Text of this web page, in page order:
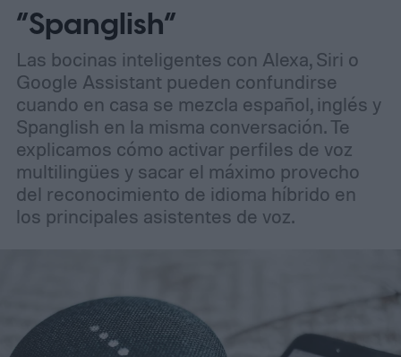
“Spanglish”
Las bocinas inteligentes con Alexa, Siri o
Google Assistant pueden confundirse
cuando en casa se mezcla español, inglés y
Spanglish en la misma conversación. Te
explicamos cómo activar perfiles de voz
multilingües y sacar el máximo provecho
del reconocimiento de idioma híbrido en
los principales asistentes de voz.